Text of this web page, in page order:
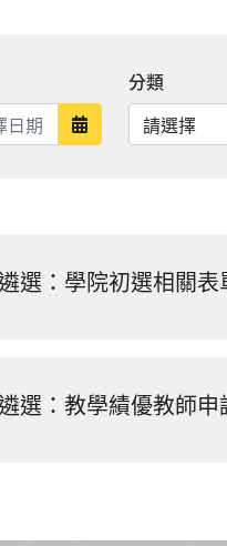
結束 日期範圍結束
分類
選：學院初選相關表
選：教學績優教師